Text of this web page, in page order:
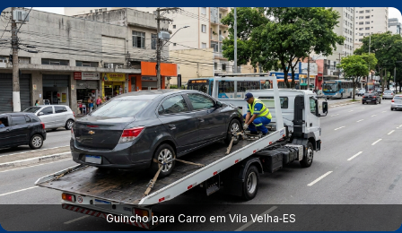
Guincho para Carro em Vila Velha‑ES